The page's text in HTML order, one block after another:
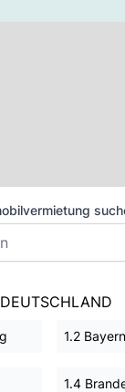
DEUTSCHLAND
1.2 Bayern
1.4